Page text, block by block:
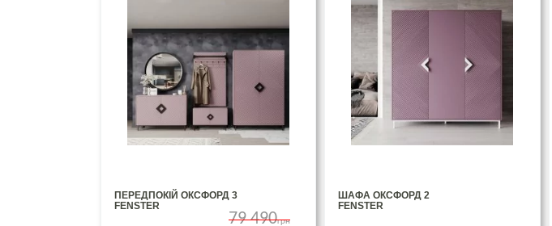
ПЕРЕДПОКІЙ ОКСФОРД 3
FENSTER
79 490грн
ШАФА ОКСФОРД 2
FENSTER